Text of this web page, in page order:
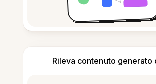
Rileva contenuto generato